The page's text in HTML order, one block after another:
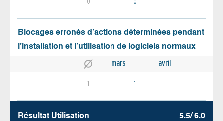
Blocages erronés d’actions déterminées pendant
l’installation et l’utilisation de logiciels normaux
mars avril
1 1
Résultat Utilisation 5.5/ 6.0